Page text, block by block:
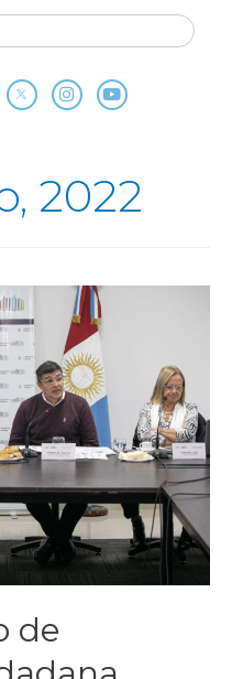
2022
de